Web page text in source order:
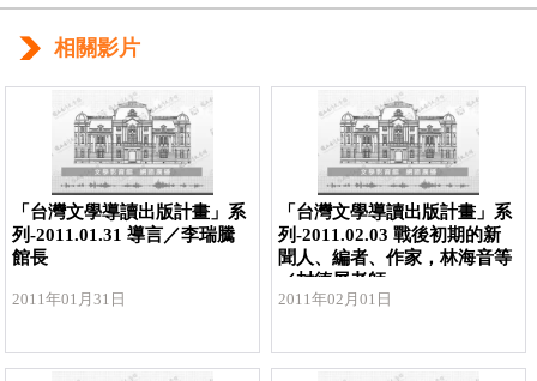
相關影片
「台灣文學導讀出版計畫」系
列-2011.01.31 導言／李瑞騰
館長
2011年01月31日
「台灣文學導讀出版計畫」系
列-2011.02.03 戰後初期的新
聞人、編者、作家，林海音等
／封德屏老師
2011年02月01日